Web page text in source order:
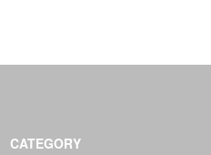
CATEGORY